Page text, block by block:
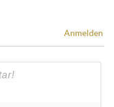
Anmelden